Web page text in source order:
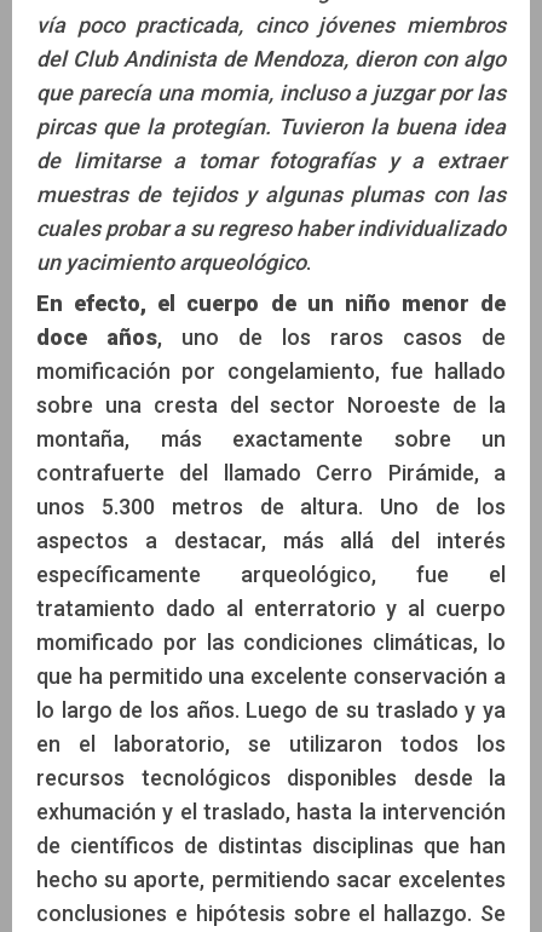
vía poco practicada, cinco jóvenes miembros
del Club Andinista de Mendoza, dieron con algo
que parecía una momia, incluso a juzgar por las
pircas que la protegían. Tuvieron la buena idea
de limitarse a tomar fotografías y a extraer
muestras de tejidos y algunas plumas con las
cuales probar a su regreso haber individualizado
un yacimiento arqueológico.
En efecto, el cuerpo de un niño menor de
doce años, uno de los raros casos de
momificación por congelamiento, fue hallado
sobre una cresta del sector Noroeste de la
montaña, más exactamente sobre un
contrafuerte del llamado Cerro Pirámide, a
unos 5.300 metros de altura. Uno de los
aspectos a destacar, más allá del interés
específicamente arqueológico, fue el
tratamiento dado al enterratorio y al cuerpo
momificado por las condiciones climáticas, lo
que ha permitido una excelente conservación a
lo largo de los años. Luego de su traslado y ya
en el laboratorio, se utilizaron todos los
recursos tecnológicos disponibles desde la
exhumación y el traslado, hasta la intervención
de científicos de distintas disciplinas que han
hecho su aporte, permitiendo sacar excelentes
conclusiones e hipótesis sobre el hallazgo. Se